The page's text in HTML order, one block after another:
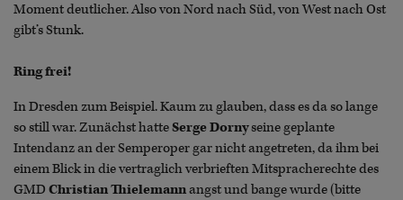
Moment deutlicher. Also von Nord nach Süd, von West nach Ost
gibt’s Stunk.
Ring frei!
In Dresden zum Beispiel. Kaum zu glauben, dass es da so lange
so still war. Zunächst hatteSerge Dornyseine geplante
Intendanz an der Semperoper gar nicht angetreten, da ihm bei
einem Blick in die vertraglich verbrieften Mitspracherechte des
GMD Christian Thielemannangst und bange wurde (bitte